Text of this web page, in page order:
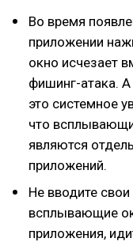
Во время
приложении
окно исчезает
фишинг-атака. А
это системное
что
являются
приложений.
Не вводите
всплывающие
приложения,